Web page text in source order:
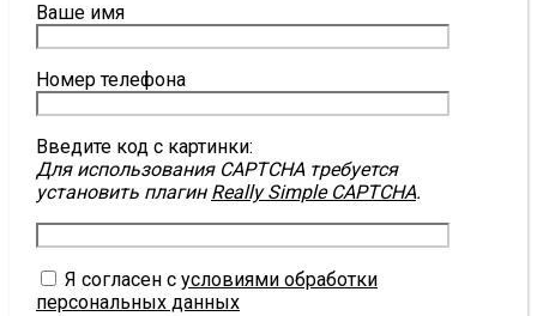
Ваше имя
Номер телефона
Введите код с картинки:
Для использования CAPTCHA требуется
установить плагин Really Simple CAPTCHA.
Я согласен с условиями обработки
персональных данных